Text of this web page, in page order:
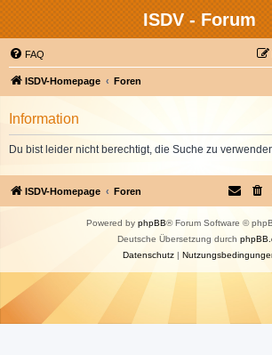
ISDV - Forum
FAQ
ISDV-Homepage Foren
Information
Du bist leider nicht berechtigt, die Suche zu
ISDV-Homepage Foren
Powered by phpBB® Forum Software ©
Deutsche Übersetzung durch
Datenschutz|